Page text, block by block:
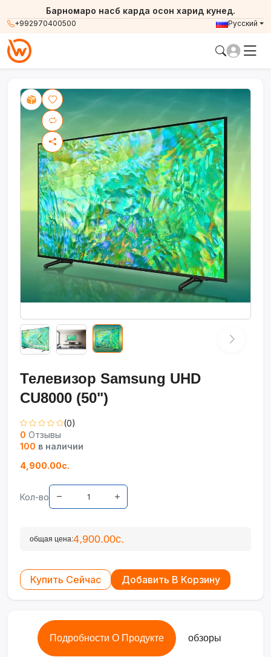
+992970400500
Барномаро насб карда осон харид кунед.
Русский
Телевизор Samsung UHD
CU8000 (50")
(0)
0 Отзывы
100 в наличии
4,900.00с.
Кол-во
общая цена:4,900.00с.
Купить Сейчас Добавить В Корзину
Подробности О Продукте обзоры